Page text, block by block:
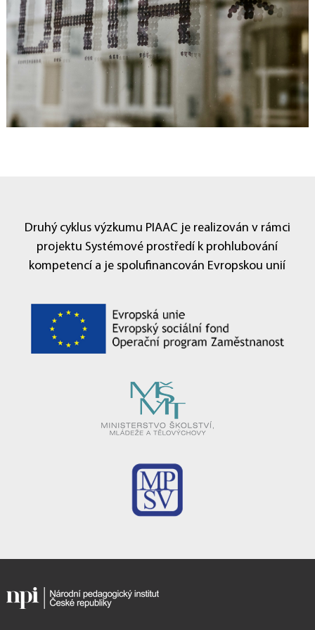
Druhý cyklus výzkumu PIAAC je realizován v rámci
projektu Systémové prostředí k prohlubování
kompetencí a je spolufinancován Evropskou unií